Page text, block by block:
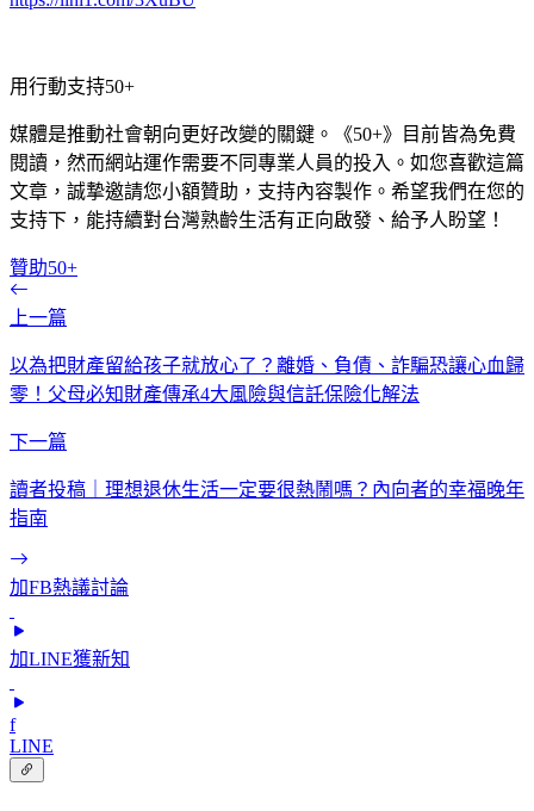
用行動支持50+
媒體是推動社會朝向更好改變的關鍵。《50+》目前皆為免費
閱讀，然而網站運作需要不同專業人員的投入。如您喜歡這篇
文章，誠摯邀請您小額贊助，支持內容製作。希望我們在您的
支持下，能持續對台灣熟齡生活有正向啟發、給予人盼望！
贊助50+
上一篇
以為把財產留給孩子就放心了？離婚、負債、詐騙恐讓心血歸
零！父母必知財產傳承4大風險與信託保險化解法
下一篇
讀者投稿｜理想退休生活一定要很熱鬧嗎？內向者的幸福晚年
指南
加FB熱議討論
加LINE獲新知
f
LINE